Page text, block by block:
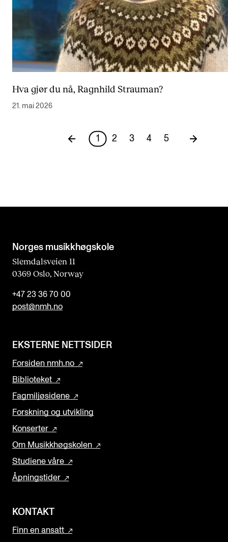
Hva gjør du nå, Ragnhild Strauman?
21. mai 2026
1 2 3 4 5
Norges musikk­høgskole
Slemdalsveien 11
0369 Oslo, Norway
+47 23 36 70 00
post@nmh.no
EKSTERNE NETTSIDER
Forsiden nmh.no
Biblioteket
Fagmiljøsidene
Forskning og utvikling
Konserter
Om Musikkhøgskolen
Studiene våre
Åpningstider
KONTAKT
Finn en ansatt